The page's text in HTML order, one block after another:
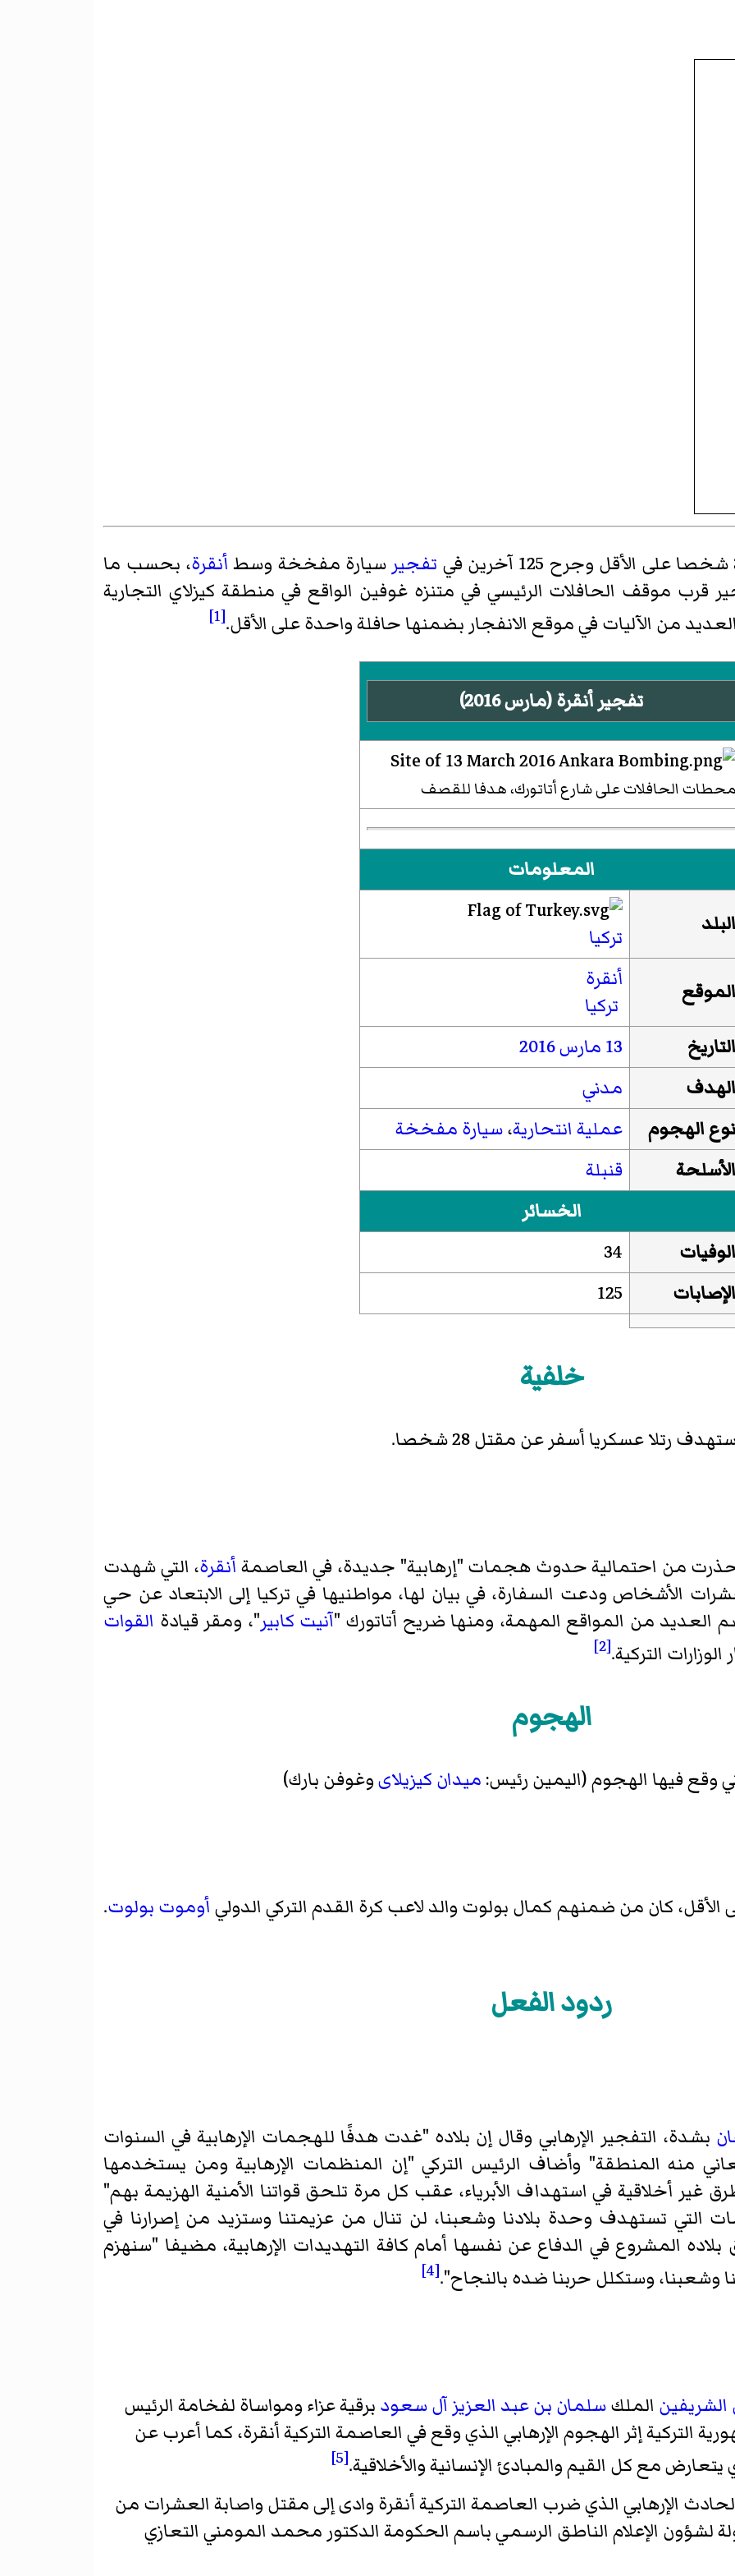
تفجير سيارة مفخخة وسط أنقرة، بحسب ما
قرب موقف الحافلات الرئيسي في متنزهغوفين الواقع في منطقة كيزلايالتجارية
من الآليات في موقع الانفجار بضمنها حافلة واحدة على الأقل.[1]
تفجير أنقرة (مارس 2016)
محطات الحافلات علىشارع أتاتورك، هدفا للقصف
المعلومات
البلد
تركيا
الموقع
أنقرة
تركيا
التاريخ
13 مارس
2016
الهدف
مدني
نوع الهجوم
عملية انتحارية،سيارة مفخخة
الأسلحة
قنبلة
الخسائر
الوفيات
34
الإصابات
125
خلفية
رتلا عسكريا أسفر عن مقتل 28 شخصا.
من احتمالية حدوث هجمات "إرهابية" جديدة، في العاصمة أنقرة، التي شهدت
الأشخاص ودعت السفارة، في بيان لها، مواطنيها في تركيا إلى الابتعاد عن حي
العديد من المواقع المهمة، ومنها ضريح أتاتورك "آنيت كابير"، ومقر قيادة القوات
التركية.[2]
الهجوم
وقع فيها الهجوم (اليمين رئيس: ميدان كيزيلاىوغوفن بارك)
أوموت بولوت.
ردود الفعل
بشدة، التفجير الإرهابي وقال إن بلاده "غدت هدفًا للهجمات الإرهابية في السنوات
منه المنطقة" وأضاف الرئيس التركي "إن المنظمات الإرهابية ومن يستخدمها
غير أخلاقية في استهداف الأبرياء، عقب كل مرة تلحق قواتنا الأمنية الهزيمة بهم"
التي تستهدف وحدة بلادنا وشعبنا، لن تنال من عزيمتنا وستزيد من إصرارنا في
المشروع في الدفاع عن نفسها أمام كافة التهديدات الإرهابية، مضيفا "سنهزم
وشعبنا، وستكلل حربنا ضده بالنجاح".[4]
الملكسلمان بن عبد العزيز آل سعود برقية عزاء ومواساة لفخامة الرئيس
التركية إثر الهجوم الإرهابي الذي وقع في العاصمة التركية أنقرة، كما أعرب عن
يتعارض مع كل القيم والمبادئ الإنسانية والأخلاقية.[5]
الإرهابي الذي ضرب العاصمة التركية أنقرة وادى إلى مقتل واصابة العشرات من
لشؤون الإعلام الناطق الرسمي باسم الحكومة الدكتور محمد المومني التعازي